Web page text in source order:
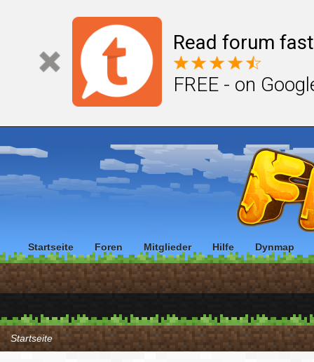
Read forum
FREE - on
Startseite
Startseite Foren Mitglieder Hilfe Dynmap